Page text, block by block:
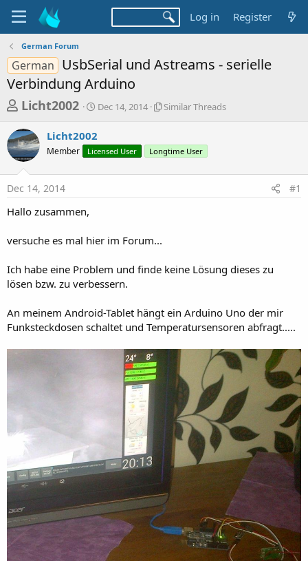
Log in Register
German Forum
German UsbSerial und Astreams - serielle
Verbindung Arduino
T
r
e
a
d
s
a
t
r
Licht2002
S
t
a
Dec 14, 2014
S
l
r
s
Similar Threads
Licht2002
Member Licensed User Longtime User
Dec 14, 2014 #1
Hallo zusammen,
versuche es mal hier im Forum...
Ich habe eine Problem und finde keine Lösung dieses zu
lösen bzw. zu verbessern.
An meinem Android-Tablet hängt ein Arduino Uno der mir
Funksteckdosen schaltet und Temperatursensoren abfragt.....